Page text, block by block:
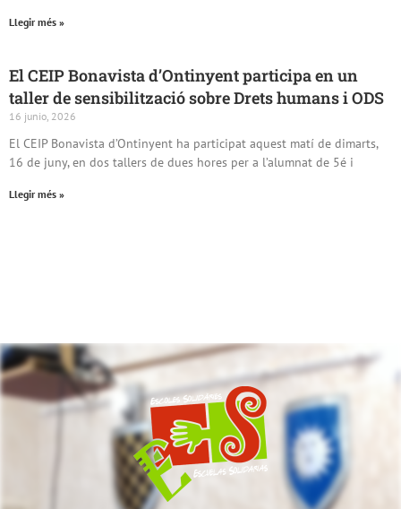
Llegir més »
El CEIP Bonavista d’Ontinyent participa en un
taller de sensibilització sobre Drets humans i ODS
16 junio, 2026
El CEIP Bonavista d’Ontinyent ha participat aquest matí de dimarts,
16 de juny, en dos tallers de dues hores per a l’alumnat de 5é i
Llegir més »